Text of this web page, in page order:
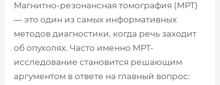
Магнитно-резонансная томография (МРТ)
— это один из самых информативных
методов диагностики, когда речь заходит
об опухолях. Часто именно МРТ-
исследование становится решающим
аргументом в ответе на главный вопрос: